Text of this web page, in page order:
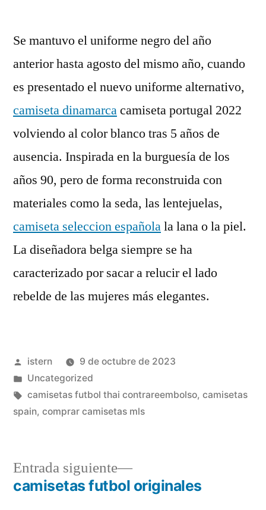
Se mantuvo el uniforme negro del año
anterior hasta agosto del mismo año, cuando
es presentado el nuevo uniforme alternativo,
camiseta dinamarcacamiseta portugal 2022
volviendo al color blanco tras 5 años de
ausencia. Inspirada en la burguesía de los
años 90, pero de forma reconstruida con
materiales como la seda, las lentejuelas,
camiseta seleccion españolala lana o la piel.
La diseñadora belga siempre se ha
caracterizado por sacar a relucir el lado
rebelde de las mujeres más elegantes.
Publicado
por
istern
9 de octubre de 2023
Publicado
en
Uncategorized
Etiquetas:
camisetas futbol thai contrareembolso, camisetas
spain, comprar camisetas mls
Navegación
Entrada siguiente
Entrada
siguiente:
camisetas futbol originales